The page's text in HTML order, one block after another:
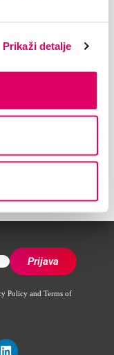
Prikaži detalje
Policyand Terms of